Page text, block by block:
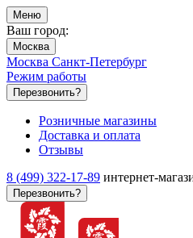
Меню
Ваш город:
Москва
Москва Санкт-Петербург
Режим работы
Перезвонить?
Розничные магазины
Доставка и оплата
Отзывы
8 (499) 322-17-89 интернет-
Перезвонить?